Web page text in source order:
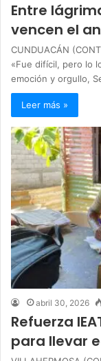
Entre
vencen el
CUNDUACÁN
«Fue difícil, pero lo
emoción y orgullo,
Leer más »
abril 30, 2026
Refuerza
para llevar